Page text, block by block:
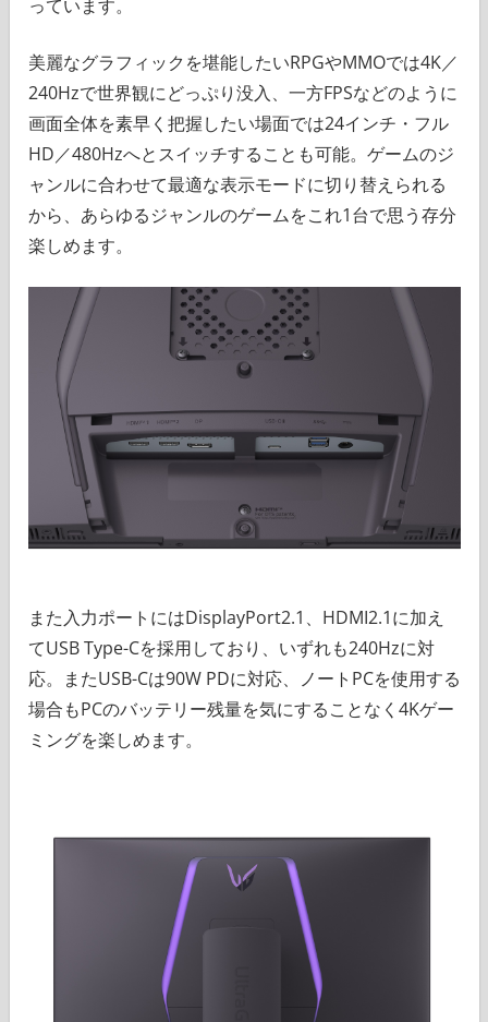
っています。
美麗なグラフィックを堪能したいRPGやMMOでは4K／
240Hzで世界観にどっぷり没入、一方FPSなどのように
画面全体を素早く把握したい場面では24インチ・フル
HD／480Hzへとスイッチすることも可能。ゲームのジ
ャンルに合わせて最適な表示モードに切り替えられる
から、あらゆるジャンルのゲームをこれ1台で思う存分
楽しめます。
また入力ポートにはDisplayPort2.1、HDMI2.1に加え
てUSB Type-Cを採用しており、いずれも240Hzに対
応。またUSB-Cは90W PDに対応、ノートPCを使用する
場合もPCのバッテリー残量を気にすることなく4Kゲー
ミングを楽しめます。